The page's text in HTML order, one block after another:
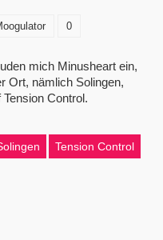
0
mich Minusheart ein,
Ort, nämlich Solingen,
Control.
Tension Control